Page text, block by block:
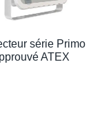
série Primo
ATEX